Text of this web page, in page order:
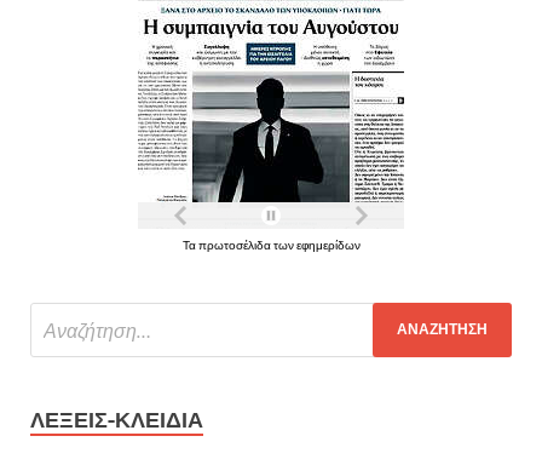
Τα πρωτοσέλιδα των εφημερίδων
ΛΈΞΕΙΣ-ΚΛΕΙΔΙΆ